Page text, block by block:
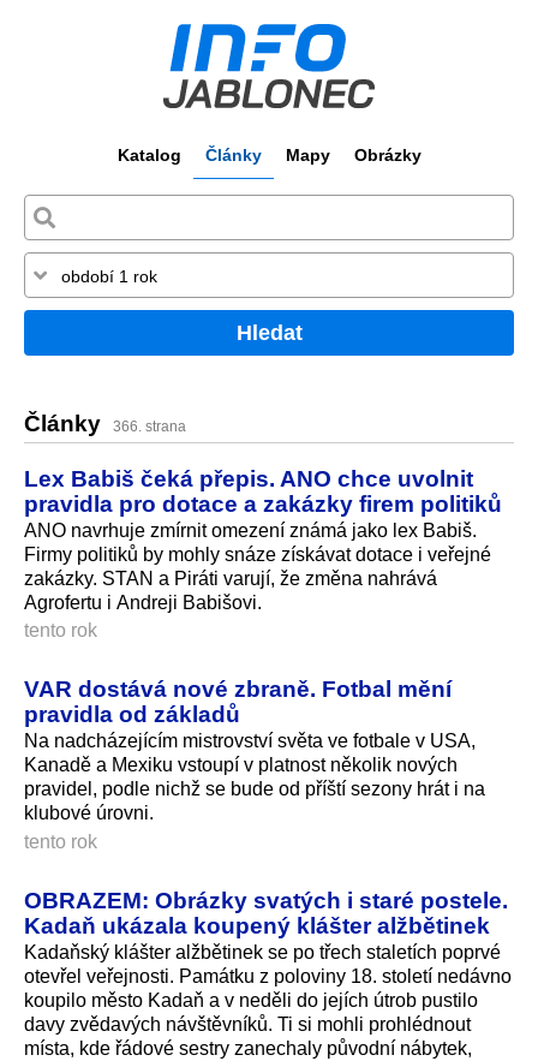
Katalog Články Mapy Obrázky
Hledat
Články 366. strana
Lex Babiš čeká přepis. ANO chce uvolnit
pravidla pro dotace a zakázky firem politiků
ANO navrhuje zmírnit omezení známá jako lex Babiš.
Firmy politiků by mohly snáze získávat dotace i veřejné
zakázky. STAN a Piráti varují, že změna nahrává
Agrofertu i Andreji Babišovi.
tento rok
VAR dostává nové zbraně. Fotbal mění
pravidla od základů
Na nadcházejícím mistrovství světa ve fotbale v USA,
Kanadě a Mexiku vstoupí v platnost několik nových
pravidel, podle nichž se bude od příští sezony hrát i na
klubové úrovni.
tento rok
OBRAZEM: Obrázky svatých i staré postele.
Kadaň ukázala koupený klášter alžbětinek
Kadaňský klášter alžbětinek se po třech staletích poprvé
otevřel veřejnosti. Památku z poloviny 18. století nedávno
koupilo město Kadaň a v neděli do jejích útrob pustilo
davy zvědavých návštěvníků. Ti si mohli prohlédnout
místa, kde řádové sestry zanechaly původní nábytek,